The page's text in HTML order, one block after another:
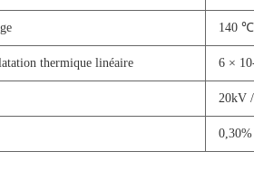
140
thermique linéaire 6 ×
20kV
0,30%